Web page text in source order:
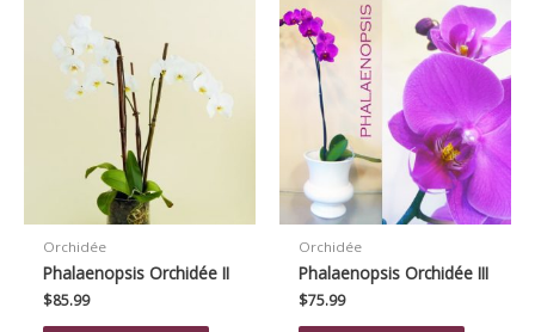
Orchidée
Phalaenopsis Orchidée II
$85.99
Orchidée
Phalaenopsis Orchidée III
$75.99